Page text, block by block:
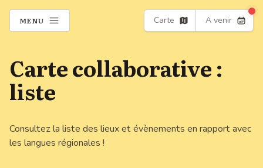
Carte collaborative :
liste
Consultez la liste des lieux et évènements en rapport avec
les langues régionales !
MENU Carte A venir